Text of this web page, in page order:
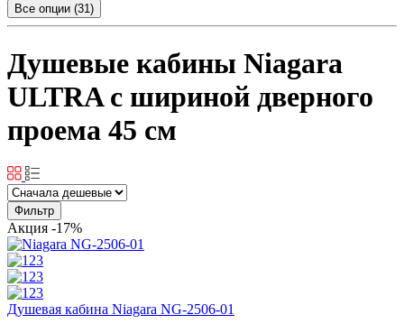
Все опции (31)
Душевые кабины Niagara
ULTRA с шириной дверного
проема 45 см
Фильтр
Акция -17%
Душевая кабина Niagara NG-2506-01